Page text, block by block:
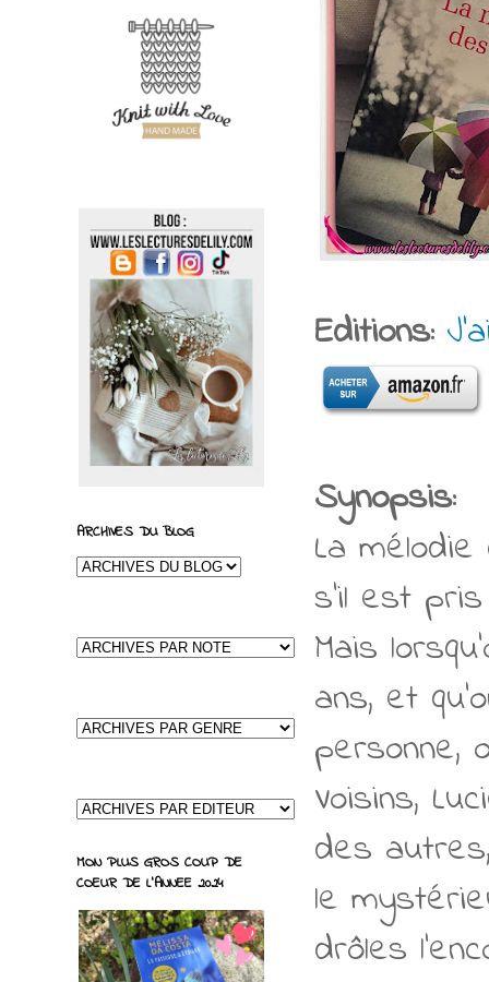
Editions:
Synopsis:
La
s'il est pris
Mais
ans, et
personne,
Voisins,
des
le
drôles
ARCHIVES DU BLOG
MON PLUS GROS COUP DE
COEUR DE L'ANNEE 2024